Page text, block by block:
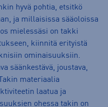
hyvä pohtia, etsitkö
ja millaisissa sääoloissa
mielessäsi on takki
kiinnitä erityistä
ominaisuuksiin.
säänkestävä, joustava,
materiaalia
laatua ja
ohessa takin on